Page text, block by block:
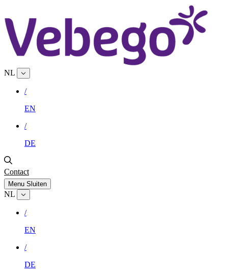
NL
/
EN
/
DE
Contact
Menu Sluiten
NL
/
EN
/
DE